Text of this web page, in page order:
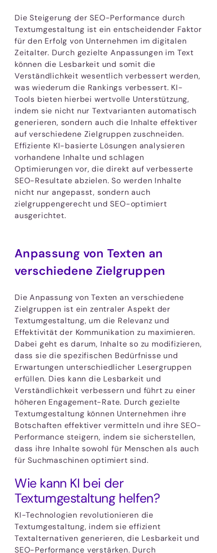
Die Steigerung der SEO-Performance durch
Textumgestaltung ist ein entscheidender Faktor
für den Erfolg von Unternehmen im digitalen
Zeitalter. Durch gezielte Anpassungen im Text
können die Lesbarkeit und somit die
Verständlichkeit wesentlich verbessert werden,
was wiederum die Rankings verbessert. KI-
Tools bieten hierbei wertvolle Unterstützung,
indem sie nicht nur Textvarianten automatisch
generieren, sondern auch die Inhalte effektiver
auf verschiedene Zielgruppen zuschneiden.
Effiziente KI-basierte Lösungen analysieren
vorhandene Inhalte und schlagen
Optimierungen vor, die direkt auf verbesserte
SEO-Resultate abzielen. So werden Inhalte
nicht nur angepasst, sondern auch
zielgruppengerecht und SEO-optimiert
ausgerichtet.
Anpassung von Texten an
verschiedene Zielgruppen
Die Anpassung von Texten an verschiedene
Zielgruppen ist ein zentraler Aspekt der
Textumgestaltung, um die Relevanz und
Effektivität der Kommunikation zu maximieren.
Dabei geht es darum, Inhalte so zu modifizieren,
dass sie die spezifischen Bedürfnisse und
Erwartungen unterschiedlicher Lesergruppen
erfüllen. Dies kann die Lesbarkeit und
Verständlichkeit verbessern und führt zu einer
höheren Engagement-Rate. Durch gezielte
Textumgestaltung können Unternehmen ihre
Botschaften effektiver vermitteln und ihre SEO-
Performance steigern, indem sie sicherstellen,
dass ihre Inhalte sowohl für Menschen als auch
für Suchmaschinen optimiert sind.
Wie kann KI bei der
Textumgestaltung helfen?
KI-Technologien revolutionieren die
Textumgestaltung, indem sie effizient
Textalternativen generieren, die Lesbarkeit und
SEO-Performance verstärken. Durch